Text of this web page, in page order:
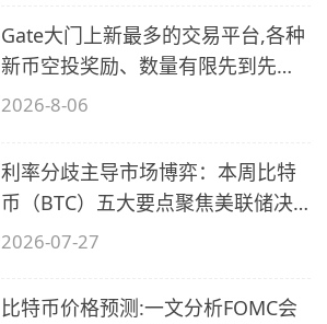
Gate大门上新最多的交易平台,各种
新币空投奖励、数量有限先到先
得…
2026-8-06
利率分歧主导市场博弈：本周比特
币（BTC）五大要点聚焦美联储决
议与多
2026-07-27
比特币价格预测:一文分析FOMC会